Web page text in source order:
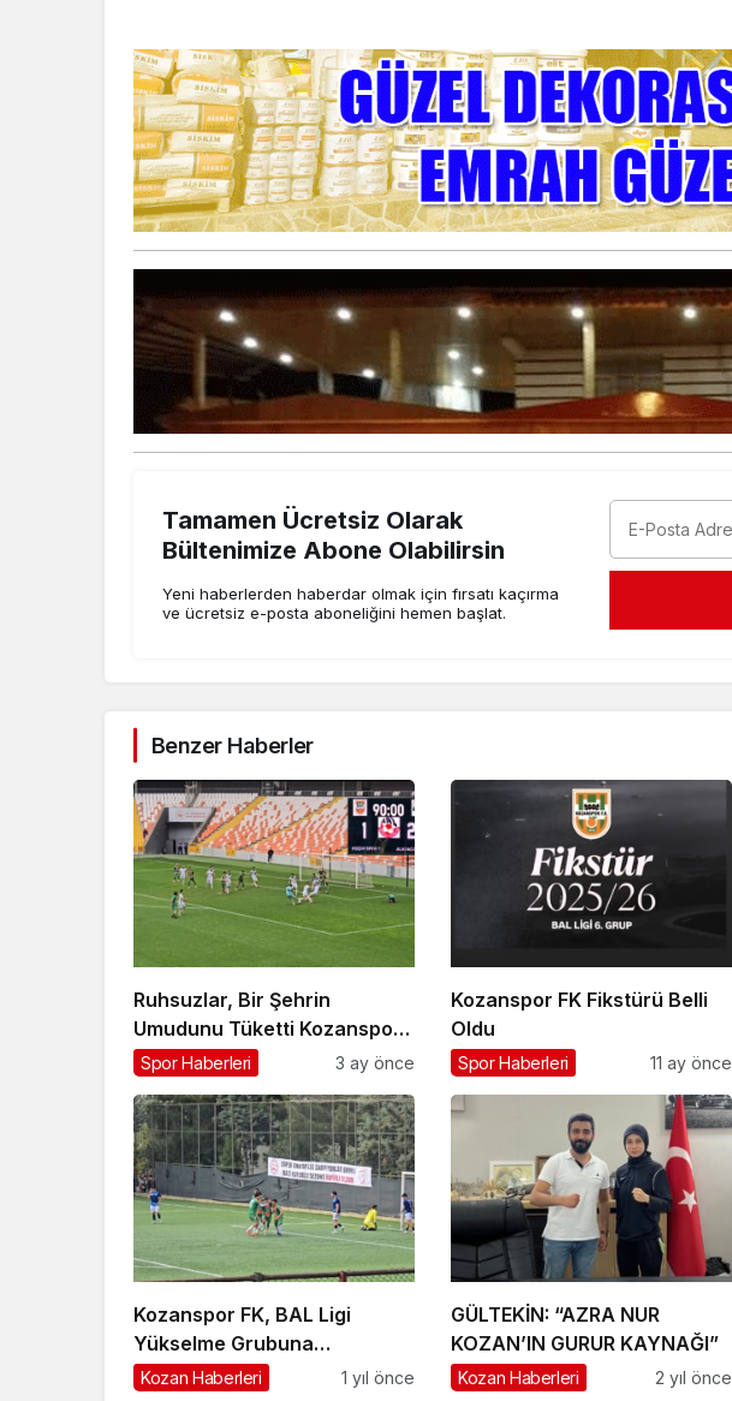
Tamamen Ücretsiz Olarak
Bültenimize Abone Olabilirsin
Yeni haberlerden haberdar olmak için fırsatı kaçırma
ve ücretsiz e-posta aboneliğini hemen başlat.
Benzer Haberler
Ruhsuzlar, Bir Şehrin
Umudunu Tüketti Kozanspor
Küme Düştü
Spor Haberleri 3 ay önce
Kozanspor FK Fikstürü Belli
Oldu
Spor Haberleri 11 ay önce
Kozanspor FK, BAL Ligi
Yükselme Grubuna
Galibiyetle Başladı!
Kozan Haberleri 1 yıl önce
GÜLTEKİN: “AZRA NUR
KOZAN’IN GURUR KAYNAĞI”
Kozan Haberleri 2 yıl önce